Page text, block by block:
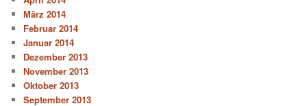
März 2014
Februar 2014
Januar 2014
Dezember 2013
November 2013
Oktober 2013
September 2013